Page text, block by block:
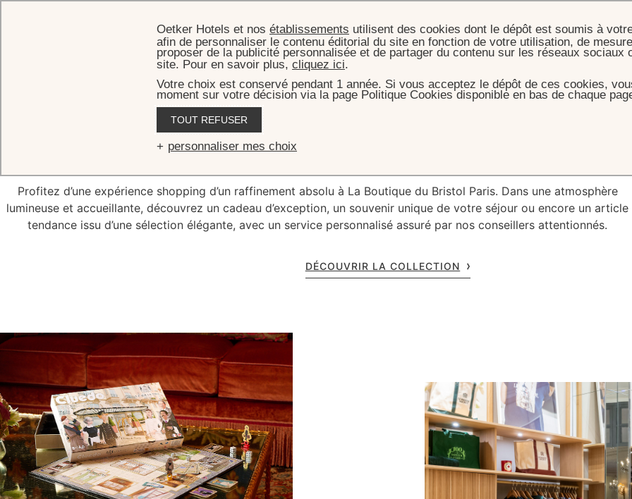
La Boutique - Le Bristol
Profitez d’une expérience shopping d’un raffinement absolu à La Boutique du Bristol Paris. Dans une atmosphère
lumineuse et accueillante, découvrez un cadeau d’exception, un souvenir unique de votre séjour ou encore un article
tendance issu d’une sélection élégante, avec un service personnalisé assuré par nos conseillers attentionnés.
DÉCOUVRIR LA COLLECTION
Oetker Hotels et nos établissements utilisent des cookies dont le dépôt est soumis à
afin de personnaliser le contenu éditorial du site en fonction de votre utilisation, de
proposer de la publicité personnalisée et de partager du contenu sur les réseaux sociaux
site. Pour en savoir plus, cliquez ici.
Votre choix est conservé pendant 1 année. Si vous acceptez le dépôt de ces cookies,
moment sur votre décision via la page Politique Cookies disponible en bas de chaque
TOUT REFUSER
personnaliser mes choix